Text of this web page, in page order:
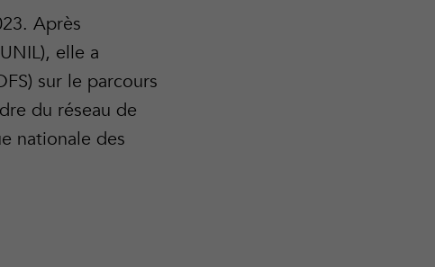
Après
elle a
sur le parcours
du réseau de
nationale des